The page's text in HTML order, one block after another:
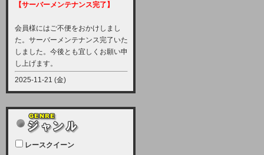
【サーバーメンテナンス完了】
会員様にはご不便をおかけしまし
た。サーバーメンテナンス完了いた
しました。今後とも宜しくお願い申
し上げます。
2025-11-21 (金)
【サーバーメンテナンス実施につい
12月21日（日曜日）午前9：00か
ら午前11：00（予定）でサーバー
メンテナンスを実施します。ユーザ
レースクイーン